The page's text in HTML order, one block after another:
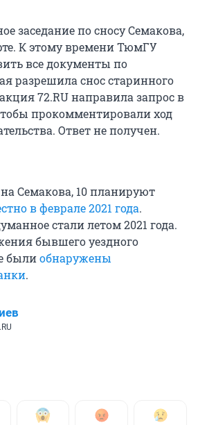
заседание по сносу Семакова,
К этому времени ТюмГУ
все документы по
разрешила снос старинного
72.RU направила запрос в
прокомментировали ход
Ответ не получен.
Семакова, 10 планируют
в феврале 2021 года.
стали летом 2021 года.
бывшего уездного
былиобнаружены
.